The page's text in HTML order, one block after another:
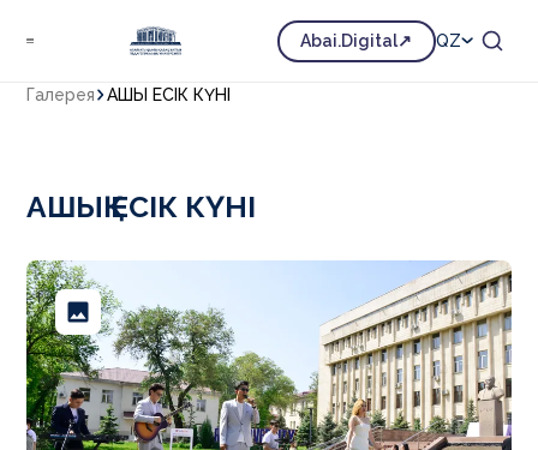
Abai.Digital QZ
Галерея АШЫҚ ЕСІК КҮНІ
АШЫҚ ЕСІК КҮНІ